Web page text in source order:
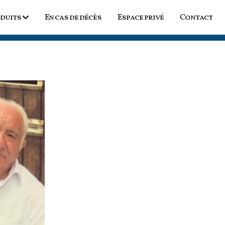
En cas de décès Espace privé Contact